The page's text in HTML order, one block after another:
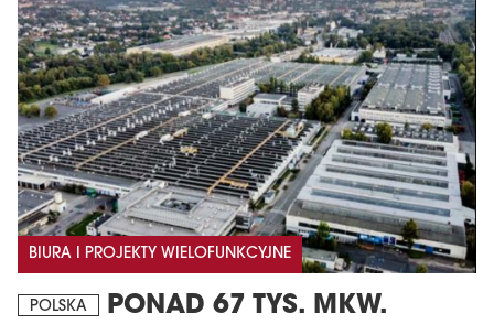
BIURA I PROJEKTY WIELOFUNKCYJNE
POLSKA
PONAD 67 TYS. MKW.